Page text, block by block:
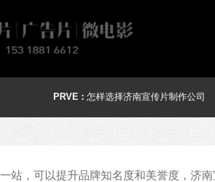
PRVE : 怎样选择济南宣传片制作公司
可以提升品牌知名度和美誉度，济南